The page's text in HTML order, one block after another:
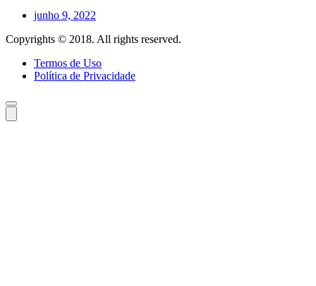
junho 9, 2022
Copyrights © 2018. All rights reserved.
Termos de Uso
Política de Privacidade